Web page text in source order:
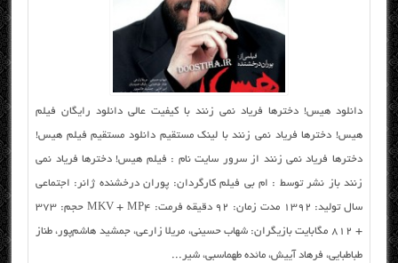
دانلود هیس! دخترها فریاد نمی زنند با کیفیت عالی دانلود رایگان فیلم
هیس! دخترها فریاد نمی زنند با لینک مستقیم دانلود مستقیم فیلم هیس!
دخترها فریاد نمی زنند از سرور سایت نام : فیلم هیس! دخترها فریاد نمی
زنند باز نشر توسط : ام بی فیلم کارگردان: پوران درخشنده ژانر: اجتماعی
سال تولید: ۱۳۹۲ مدت زمان: ۹۲ دقیقه فرمت: MKV + MP4 حجم: ۳۷۳
+ ۸۱۲ مگابایت بازیگران: شهاب حسینی، مریلا زارعی، جمشید هاشم‌پور، طناز
طباطبایی، فرهاد آییش، مائده طهماسبی، شیر...